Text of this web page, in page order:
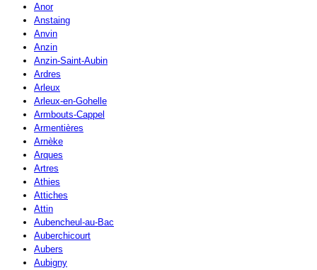
Anor
Anstaing
Anvin
Anzin
Anzin-Saint-Aubin
Ardres
Arleux
Arleux-en-Gohelle
Armbouts-Cappel
Armentières
Arnèke
Arques
Artres
Athies
Attiches
Attin
Aubencheul-au-Bac
Auberchicourt
Aubers
Aubigny